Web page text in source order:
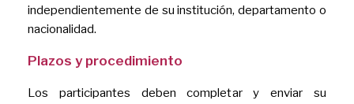
independientemente de su institución, departamento o
nacionalidad.
Plazos y procedimiento
Los participantes deben completar y enviar su